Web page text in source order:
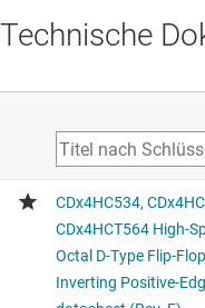
Technische